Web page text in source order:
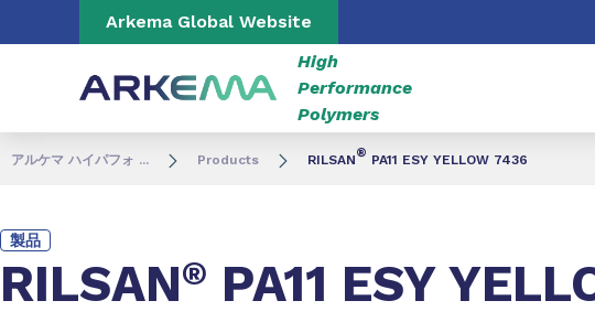
Go to content Go to navigation
Arkema Global Website
High
Performance
Polymers
アルケマ ハイパフォ ... Products RILSAN® PA11 ESY YELLOW 7436
製品
RILSAN® PA11 ESY